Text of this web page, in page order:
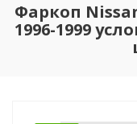
Фаркоп
1996-1999